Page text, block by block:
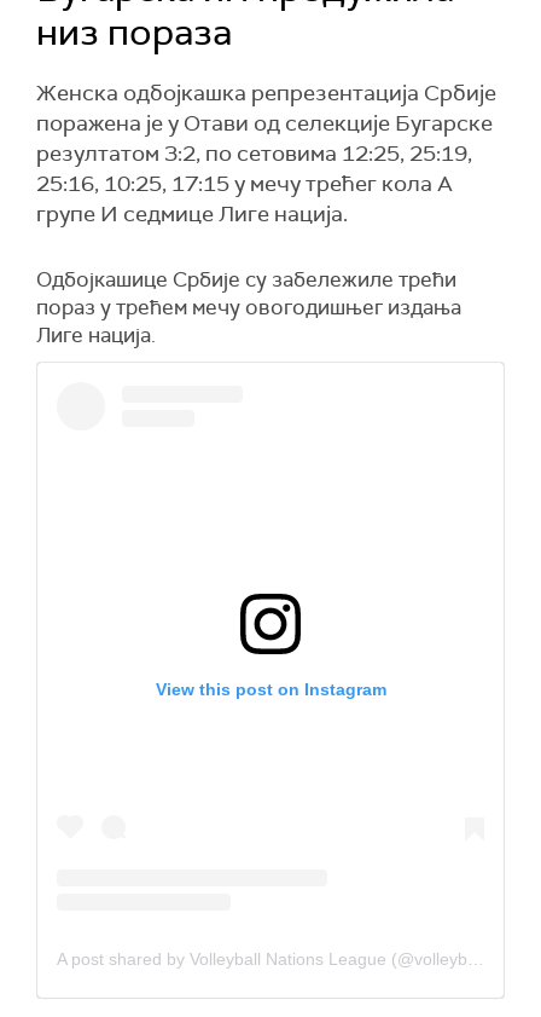
низ пораза
Женска одбојкашка репрезентација Србије
поражена је у Отави од селекције Бугарске
резултатом 3:2, по сетовима 12:25, 25:19,
25:16, 10:25, 17:15 у мечу трећег кола А
групе И седмице Лиге нација.
Одбојкашице Србије су забележиле трећи
пораз у трећем мечу овогодишњег издања
Лиге нација.
View this post on Instagram